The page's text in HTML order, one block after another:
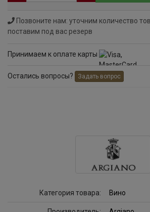
Позвоните нам: уточним количество
поставим под вас резерв
Принимаем к оплате карты
Остались вопросы? Задать вопрос
Категория товара: Вино